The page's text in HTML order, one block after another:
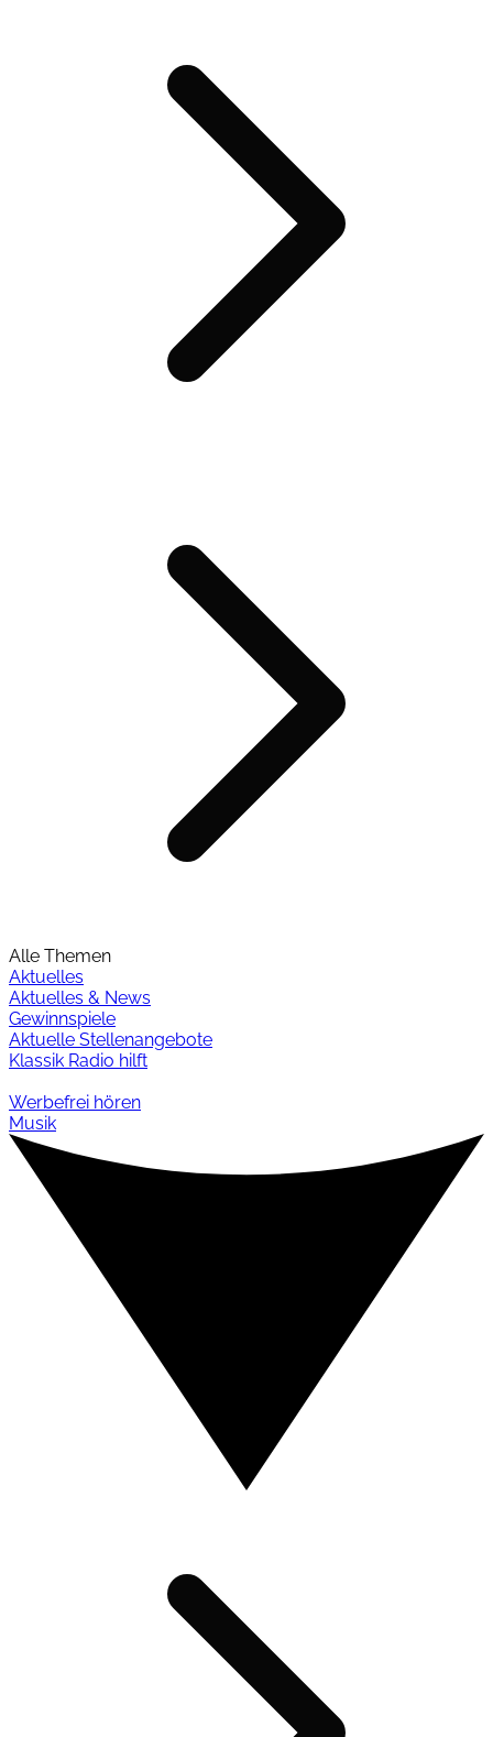
Alle Themen
Aktuelles
Aktuelles & News
Gewinnspiele
Aktuelle Stellenangebote
Klassik Radio hilft
Werbefrei hören
Musik